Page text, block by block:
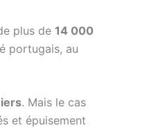
plus de 14 000
portugais, au
. Mais le cas
et épuisement